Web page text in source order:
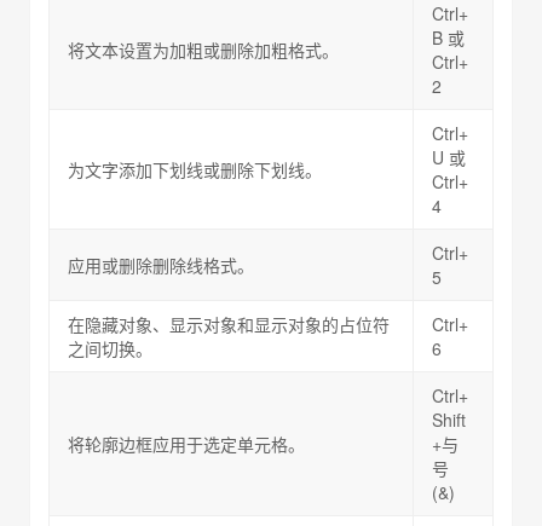
将文本设置为加粗或删除加粗格式。
Ctrl+
B 或
Ctrl+
2
为文字添加下划线或删除下划线。
Ctrl+
U 或
Ctrl+
4
应用或删除删除线格式。
Ctrl+
5
在隐藏对象、显示对象和显示对象的占位符
之间切换。
Ctrl+
6
将轮廓边框应用于选定单元格。
Ctrl+
Shift
+与
号
(&)